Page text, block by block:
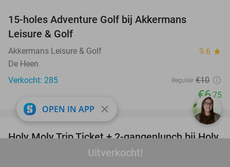
Uitverkocht!
15-holes Adventure Golf bij Akkermans
Leisure & Golf
Akkermans Leisure & Golf 9.6 star
De Heen
Verkocht: 285
Regulier €10
€6,75
34%
favorite_border
Holy Moly Trip Ticket + 2-gangenlunch bij Holy
OPEN IN APP close